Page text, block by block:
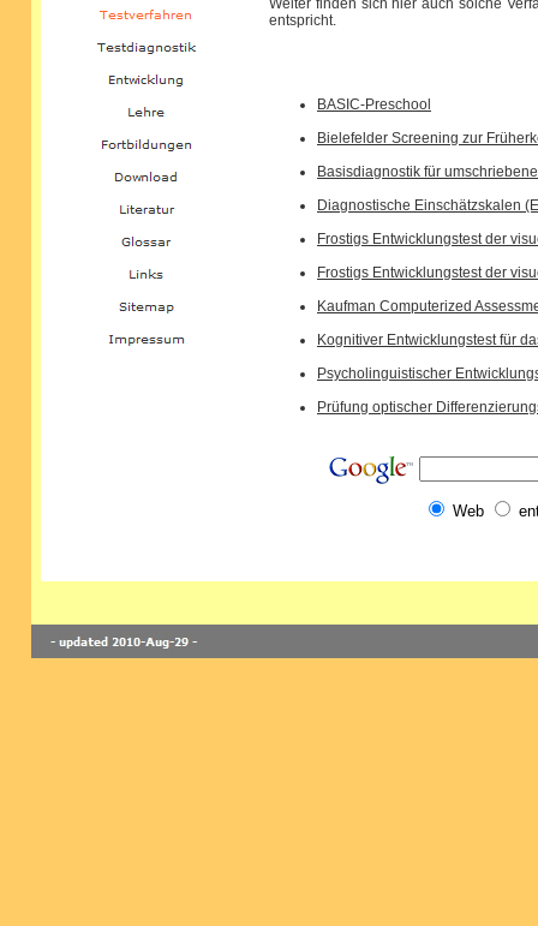
Weiter finden sich hier auch solche
entspricht.
BASIC-Preschool
Bielefelder Screening zur
Basisdiagnostik für
Diagnostische Einschätzskalen
Frostigs Entwicklungstest der
Frostigs Entwicklungstest der
Kaufman Computerized
Kognitiver Entwicklungstest für
Psycholinguistischer
Prüfung optischer
Web